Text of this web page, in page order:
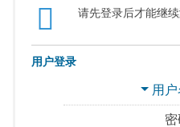
请先登录后才能继
用户登录
用户
密